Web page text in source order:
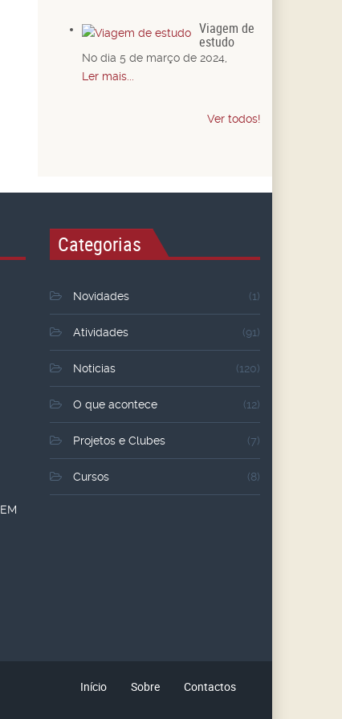
Viagem de
estudo
No dia 5 de março de 2024,
Ler mais...
Ver todos!
Categorias
Novidades (1)
Atividades (91)
Noticias (120)
O que acontece (12)
Projetos e Clubes (7)
Cursos (8)
Início Sobre Contactos